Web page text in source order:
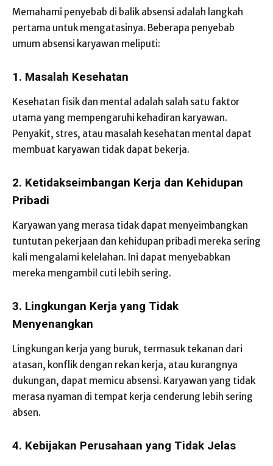
Memahami penyebab di balik absensi adalah langkah
pertama untuk mengatasinya. Beberapa penyebab
umum absensi karyawan meliputi:
1. Masalah Kesehatan
Kesehatan fisik dan mental adalah salah satu faktor
utama yang mempengaruhi kehadiran karyawan.
Penyakit, stres, atau masalah kesehatan mental dapat
membuat karyawan tidak dapat bekerja.
2. Ketidakseimbangan Kerja dan Kehidupan
Pribadi
Karyawan yang merasa tidak dapat menyeimbangkan
tuntutan pekerjaan dan kehidupan pribadi mereka sering
kali mengalami kelelahan. Ini dapat menyebabkan
mereka mengambil cuti lebih sering.
3. Lingkungan Kerja yang Tidak
Menyenangkan
Lingkungan kerja yang buruk, termasuk tekanan dari
atasan, konflik dengan rekan kerja, atau kurangnya
dukungan, dapat memicu absensi. Karyawan yang tidak
merasa nyaman di tempat kerja cenderung lebih sering
absen.
4. Kebijakan Perusahaan yang Tidak Jelas